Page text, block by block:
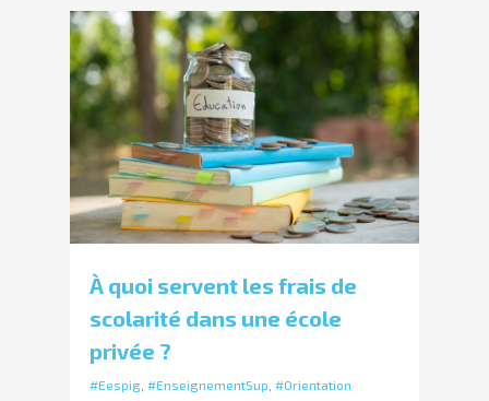
À quoi servent les frais de
scolarité dans une école
privée ?
#Eespig #EnseignementSup #Orientation